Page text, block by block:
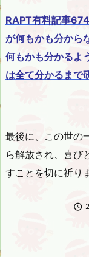
RAPT有料記事
が何もかも分から
何もかも分かるよ
は全て分かるまで
最後に、この世の
ら解放され、喜び
すことを切に祈り
